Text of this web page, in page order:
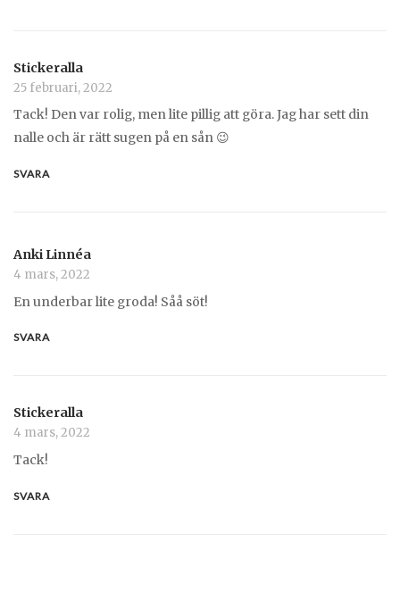
Stickeralla
25 februari, 2022
Tack! Den var rolig, men lite pillig att göra. Jag har sett din
nalle och är rätt sugen på en sån 😉
SVARA
Anki Linnéa
4 mars, 2022
En underbar lite groda! Såå söt!
SVARA
Stickeralla
4 mars, 2022
Tack!
SVARA